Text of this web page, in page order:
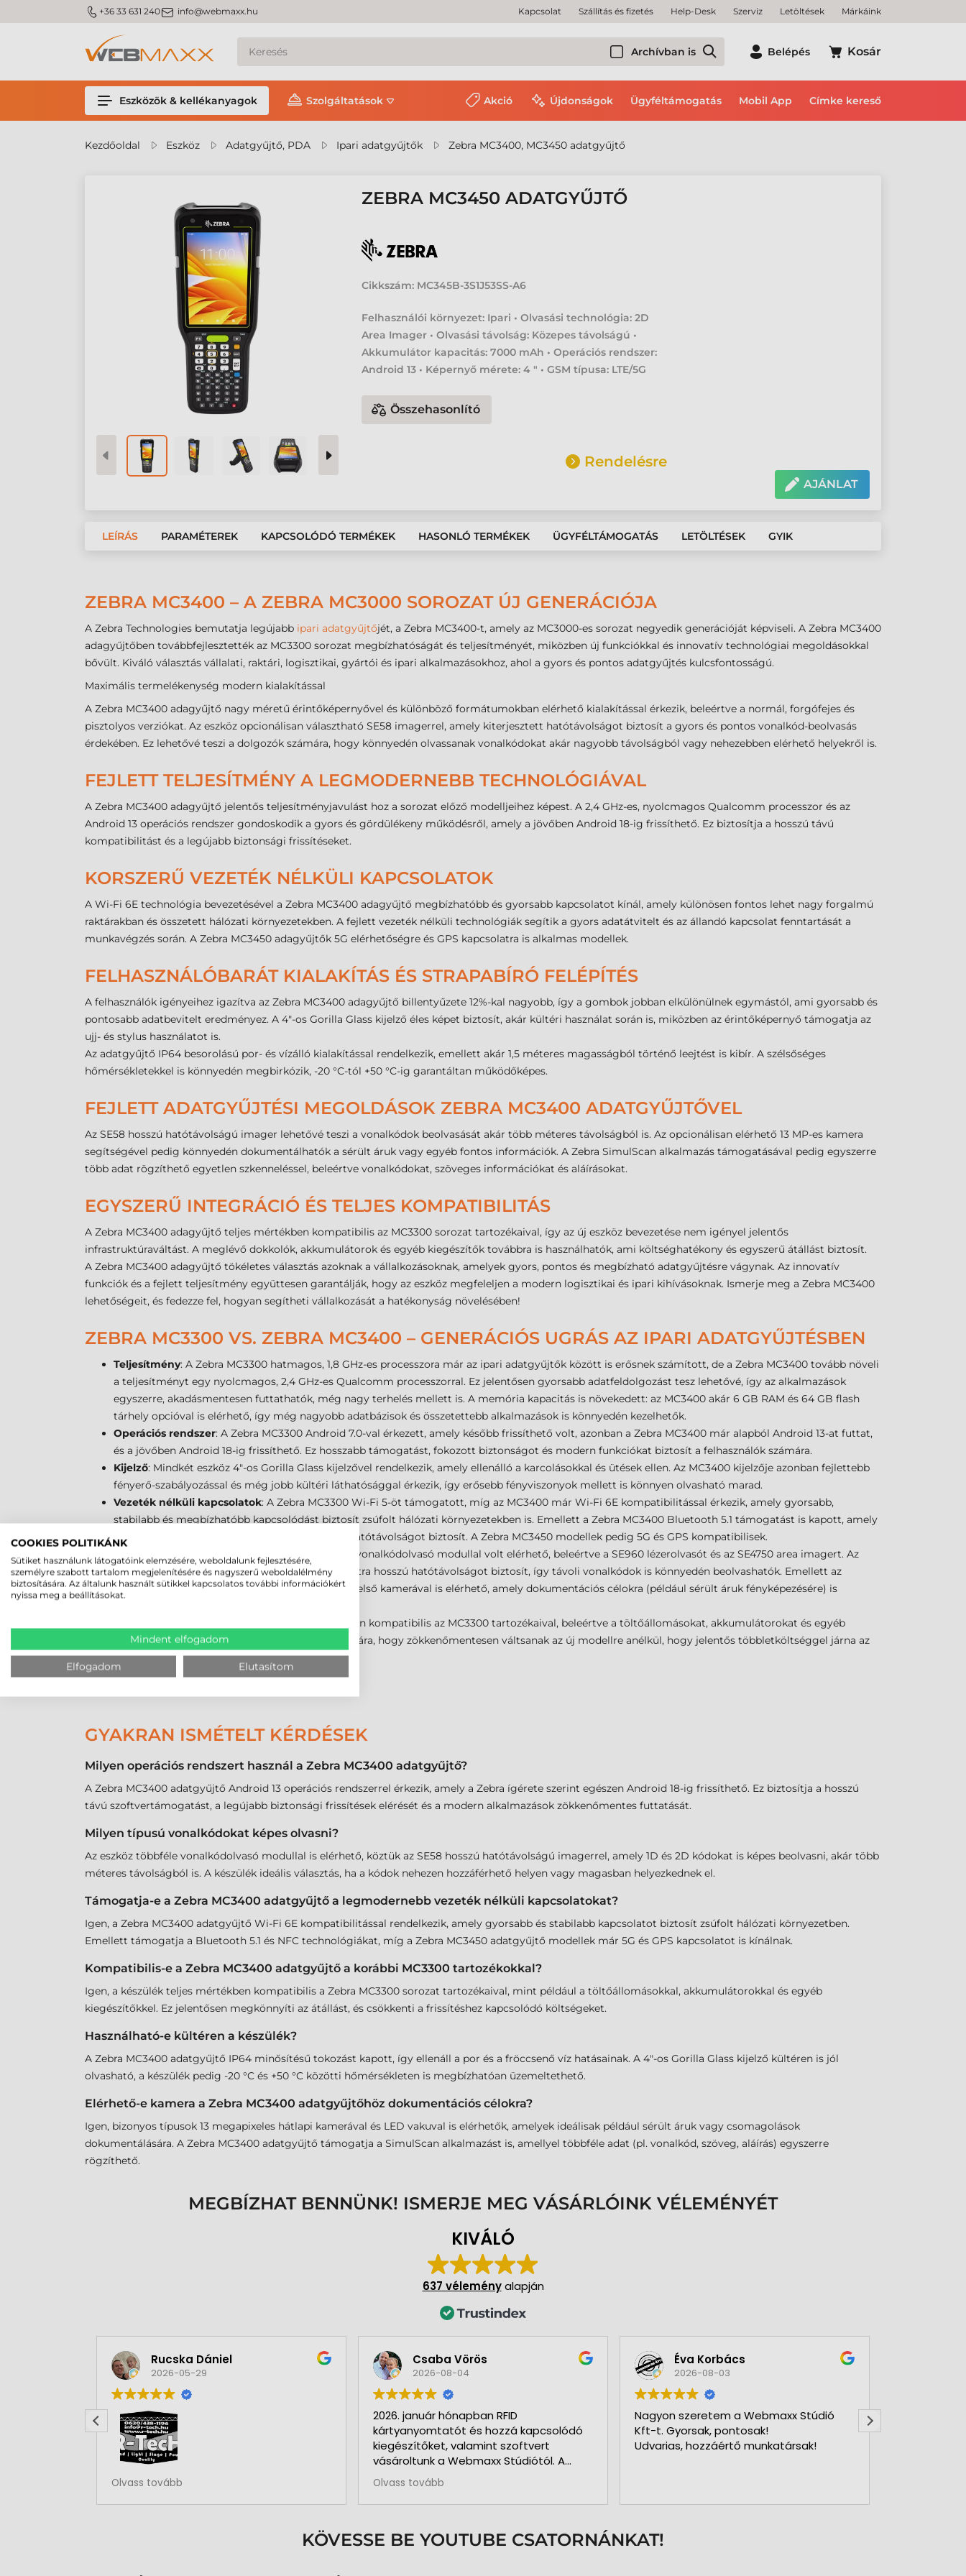
m_phone +36 33 631 240m_email info@webmaxx.hu Kapcsolat Szállítás és fizetés Help-Desk Szerviz Letöltések Márkáink
Archívban is Belépés Kosár
Eszközök & kellékanyagok Szolgáltatások Akció Újdonságok Ügyféltámogatás Mobil App Címke kereső
Kezdőoldal Eszköz Adatgyűjtő, PDA Ipari adatgyűjtők Zebra MC3400, MC3450 adatgyűjtő
ZEBRA MC3450 ADATGYŰJTŐ
Cikkszám: MC345B-3S1J53SS-A6
Felhasználói környezet: Ipari • Olvasási technológia: 2D
Area Imager • Olvasási távolság: Közepes távolságú •
Akkumulátor kapacitás: 7000 mAh • Operációs rendszer:
Android 13 • Képernyő mérete: 4 " • GSM típusa: LTE/5G
Összehasonlító
Rendelésre
AJÁNLAT
LEÍRÁS PARAMÉTEREK KAPCSOLÓDÓ TERMÉKEK HASONLÓ TERMÉKEK ÜGYFÉLTÁMOGATÁS LETÖLTÉSEK GYIK
ZEBRA MC3400 – A ZEBRA MC3000 SOROZAT ÚJ GENERÁCIÓJA
A Zebra Technologies bemutatja legújabb ipari adatgyűjtőjét, a Zebra MC3400-t, amely az MC3000-es sorozat negyedik generációját képviseli. A Zebra MC3400
adagyűjtőben továbbfejlesztették az MC3300 sorozat megbízhatóságát és teljesítményét, miközben új funkciókkal és innovatív technológiai megoldásokkal
bővült. Kiváló választás vállalati, raktári, logisztikai, gyártói és ipari alkalmazásokhoz, ahol a gyors és pontos adatgyűjtés kulcsfontosságú.
Maximális termelékenység modern kialakítással
A Zebra MC3400 adagyűjtő nagy méretű érintőképernyővel és különböző formátumokban elérhető kialakítással érkezik, beleértve a normál, forgófejes és
pisztolyos verziókat. Az eszköz opcionálisan választható SE58 imagerrel, amely kiterjesztett hatótávolságot biztosít a gyors és pontos vonalkód-beolvasás
érdekében. Ez lehetővé teszi a dolgozók számára, hogy könnyedén olvassanak vonalkódokat akár nagyobb távolságból vagy nehezebben elérhető helyekről is.
FEJLETT TELJESÍTMÉNY A LEGMODERNEBB TECHNOLÓGIÁVAL
A Zebra MC3400 adagyűjtő jelentős teljesítményjavulást hoz a sorozat előző modelljeihez képest. A 2,4 GHz-es, nyolcmagos Qualcomm processzor és az
Android 13 operációs rendszer gondoskodik a gyors és gördülékeny működésről, amely a jövőben Android 18-ig frissíthető. Ez biztosítja a hosszú távú
kompatibilitást és a legújabb biztonsági frissítéseket.
KORSZERŰ VEZETÉK NÉLKÜLI KAPCSOLATOK
A Wi-Fi 6E technológia bevezetésével a Zebra MC3400 adagyűjtő megbízhatóbb és gyorsabb kapcsolatot kínál, amely különösen fontos lehet nagy forgalmú
raktárakban és összetett hálózati környezetekben. A fejlett vezeték nélküli technológiák segítik a gyors adatátvitelt és az állandó kapcsolat fenntartását a
munkavégzés során. A Zebra MC3450 adagyűjtők 5G elérhetőségre és GPS kapcsolatra is alkalmas modellek.
FELHASZNÁLÓBARÁT KIALAKÍTÁS ÉS STRAPABÍRÓ FELÉPÍTÉS
A felhasználók igényeihez igazítva az Zebra MC3400 adagyűjtő billentyűzete 12%-kal nagyobb, így a gombok jobban elkülönülnek egymástól, ami gyorsabb és
pontosabb adatbevitelt eredményez. A 4"-os Gorilla Glass kijelző éles képet biztosít, akár kültéri használat során is, miközben az érintőképernyő támogatja az
ujj- és stylus használatot is.
Az adatgyűjtő IP64 besorolású por- és vízálló kialakítással rendelkezik, emellett akár 1,5 méteres magasságból történő leejtést is kibír. A szélsőséges
hőmérsékletekkel is könnyedén megbirkózik, -20 °C-tól +50 °C-ig garantáltan működőképes.
FEJLETT ADATGYŰJTÉSI MEGOLDÁSOK ZEBRA MC3400 ADATGYŰJTŐVEL
Az SE58 hosszú hatótávolságú imager lehetővé teszi a vonalkódok beolvasását akár több méteres távolságból is. Az opcionálisan elérhető 13 MP-es kamera
segítségével pedig könnyedén dokumentálhatók a sérült áruk vagy egyéb fontos információk. A Zebra SimulScan alkalmazás támogatásával pedig egyszerre
több adat rögzíthető egyetlen szkenneléssel, beleértve vonalkódokat, szöveges információkat és aláírásokat.
EGYSZERŰ INTEGRÁCIÓ ÉS TELJES KOMPATIBILITÁS
A Zebra MC3400 adagyűjtő teljes mértékben kompatibilis az MC3300 sorozat tartozékaival, így az új eszköz bevezetése nem igényel jelentős
infrastruktúraváltást. A meglévő dokkolók, akkumulátorok és egyéb kiegészítők továbbra is használhatók, ami költséghatékony és egyszerű átállást biztosít.
A Zebra MC3400 adagyűjtő tökéletes választás azoknak a vállalkozásoknak, amelyek gyors, pontos és megbízható adatgyűjtésre vágynak. Az innovatív
funkciók és a fejlett teljesítmény együttesen garantálják, hogy az eszköz megfeleljen a modern logisztikai és ipari kihívásoknak. Ismerje meg a Zebra MC3400
lehetőségeit, és fedezze fel, hogyan segítheti vállalkozását a hatékonyság növelésében!
ZEBRA MC3300 VS. ZEBRA MC3400 – GENERÁCIÓS UGRÁS AZ IPARI ADATGYŰJTÉSBEN
Teljesítmény: A Zebra MC3300 hatmagos, 1,8 GHz-es processzora már az ipari adatgyűjtők között is erősnek számított, de a Zebra MC3400 tovább növeli
a teljesítményt egy nyolcmagos, 2,4 GHz-es Qualcomm processzorral. Ez jelentősen gyorsabb adatfeldolgozást tesz lehetővé, így az alkalmazások
egyszerre, akadásmentesen futtathatók, még nagy terhelés mellett is. A memória kapacitás is növekedett: az MC3400 akár 6 GB RAM és 64 GB flash
tárhely opcióval is elérhető, így még nagyobb adatbázisok és összetettebb alkalmazások is könnyedén kezelhetők.
Operációs rendszer: A Zebra MC3300 Android 7.0-val érkezett, amely később frissíthető volt, azonban a Zebra MC3400 már alapból Android 13-at futtat,
és a jövőben Android 18-ig frissíthető. Ez hosszabb támogatást, fokozott biztonságot és modern funkciókat biztosít a felhasználók számára.
Kijelző: Mindkét eszköz 4"-os Gorilla Glass kijelzővel rendelkezik, amely ellenálló a karcolásokkal és ütések ellen. Az MC3400 kijelzője azonban fejlettebb
fényerő-szabályozással és még jobb kültéri láthatósággal érkezik, így erősebb fényviszonyok mellett is könnyen olvasható marad.
Vezeték nélküli kapcsolatok: A Zebra MC3300 Wi-Fi 5-öt támogatott, míg az MC3400 már Wi-Fi 6E kompatibilitással érkezik, amely gyorsabb,
stabilabb és megbízhatóbb kapcsolódást biztosít zsúfolt hálózati környezetekben is. Emellett a Zebra MC3400 Bluetooth 5.1 támogatást is kapott, amely
hatékonyabb energiafelhasználást és nagyobb hatótávolságot biztosít. A Zebra MC3450 modellek pedig 5G és GPS kompatibilisek.
Adatgyűjtési képességek
: Az MC3300 többféle vonalkódolvasó modullal volt elérhető, beleértve a SE960 lézerolvasót és az SE4750 area imagert. Az
MC3400 ezt kibővíti az SE58 imagerrel, amely extra hosszú hatótávolságot biztosít, így távoli vonalkódok is könnyedén beolvashatók. Emellett az
MC3400 opcionálisan 13 MP-es hátsó és 5 MP-es első kamerával is elérhető, amely dokumentációs célokra (például sérült áruk fényképezésére) is
: A Zebra MC3400 teljes mértékben kompatibilis az MC3300 tartozékaival, beleértve a töltőállomásokat, akkumulátorokat és egyéb
kiegészítőket. Ez lehetővé teszi a vállalatok számára, hogy zökkenőmentesen váltsanak az új modellre anélkül, hogy jelentős többletköltséggel járna az
új infrastruktúra kiépítése.
GYAKRAN ISMÉTELT KÉRDÉSEK
Milyen operációs rendszert használ a Zebra MC3400 adatgyűjtő?
A Zebra MC3400 adatgyűjtő Android 13 operációs rendszerrel érkezik, amely a Zebra ígérete szerint egészen Android 18-ig frissíthető. Ez biztosítja a hosszú
távú szoftvertámogatást, a legújabb biztonsági frissítések elérését és a modern alkalmazások zökkenőmentes futtatását.
Milyen típusú vonalkódokat képes olvasni?
Az eszköz többféle vonalkódolvasó modullal is elérhető, köztük az SE58 hosszú hatótávolságú imagerrel, amely 1D és 2D kódokat is képes beolvasni, akár több
méteres távolságból is. A készülék ideális választás, ha a kódok nehezen hozzáférhető helyen vagy magasban helyezkednek el.
Támogatja-e a Zebra MC3400 adatgyűjtő a legmodernebb vezeték nélküli kapcsolatokat?
Igen, a Zebra MC3400 adatgyűjtő Wi-Fi 6E kompatibilitással rendelkezik, amely gyorsabb és stabilabb kapcsolatot biztosít zsúfolt hálózati környezetben.
Emellett támogatja a Bluetooth 5.1 és NFC technológiákat, míg a Zebra MC3450 adatgyűjtő modellek már 5G és GPS kapcsolatot is kínálnak.
Kompatibilis-e a Zebra MC3400 adatgyűjtő a korábbi MC3300 tartozékokkal?
Igen, a készülék teljes mértékben kompatibilis a Zebra MC3300 sorozat tartozékaival, mint például a töltőállomásokkal, akkumulátorokkal és egyéb
kiegészítőkkel. Ez jelentősen megkönnyíti az átállást, és csökkenti a frissítéshez kapcsolódó költségeket.
Használható-e kültéren a készülék?
A Zebra MC3400 adatgyűjtő IP64 minősítésű tokozást kapott, így ellenáll a por és a fröccsenő víz hatásainak. A 4"-os Gorilla Glass kijelző kültéren is jól
olvasható, a készülék pedig -20 °C és +50 °C közötti hőmérsékleten is megbízhatóan üzemeltethető.
Elérhető-e kamera a Zebra MC3400 adatgyűjtőhöz dokumentációs célokra?
Igen, bizonyos típusok 13 megapixeles hátlapi kamerával és LED vakuval is elérhetők, amelyek ideálisak például sérült áruk vagy csomagolások
dokumentálására. A Zebra MC3400 adatgyűjtő támogatja a SimulScan alkalmazást is, amellyel többféle adat (pl. vonalkód, szöveg, aláírás) egyszerre
rögzíthető.
MEGBÍZHAT BENNÜNK! ISMERJE MEG VÁSÁRLÓINK VÉLEMÉNYÉT
KIVÁLÓ
637 véleményalapján
Rucska Dániel
2026-05-29
Rendben volt a rendelésem
Olvass tovább
Csaba Vörös
2026-08-04
2026. január hónapban RFID
kártyanyomtatót és hozzá kapcsolódó
kiegészítőket, valamint szoftvert
vásároltunk a Webmaxx Stúdiótól. A
beszerzés megkezdése előtt segítettek
az igényeink szerinti típus
kiválasztásában. Minden rendben és
személyesen üzemelte be a nyomtatót
és a hozzá kapcsolódó szoftvert. Pár
Olvass tovább
Éva Korbács
2026-08-03
Nagyon szeretem a Webmaxx Stúdió
Kft-t. Gyorsak, pontosak!
Udvarias, hozzáértő munkatársak!
KÖVESSE BE YOUTUBE CSATORNÁNKAT!
COOKIES POLITIKÁNK
Sütiket használunk látogatóink elemzésére, weboldalunk fejlesztésére,
személyre szabott tartalom megjelenítésére és nagyszerű weboldalélmény
biztosítására. Az általunk használt sütikkel kapcsolatos további információkért
nyissa meg a beállításokat.
Mindent elfogadom
Elfogadom Elutasítom